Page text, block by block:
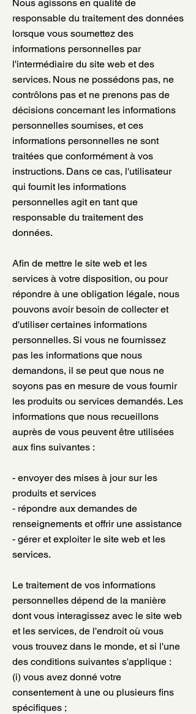
Nous agissons en qualité de
responsable du traitement des données
lorsque vous soumettez des
informations personnelles par
l'intermédiaire du site web et des
services. Nous ne possédons pas, ne
contrôlons pas et ne prenons pas de
décisions concernant les informations
personnelles soumises, et ces
informations personnelles ne sont
traitées que conformément à vos
instructions. Dans ce cas, l'utilisateur
qui fournit les informations
personnelles agit en tant que
responsable du traitement des
données.
Afin de mettre le site web et les
services à votre disposition, ou pour
répondre à une obligation légale, nous
pouvons avoir besoin de collecter et
d'utiliser certaines informations
personnelles. Si vous ne fournissez
pas les informations que nous
demandons, il se peut que nous ne
soyons pas en mesure de vous fournir
les produits ou services demandés. Les
informations que nous recueillons
auprès de vous peuvent être utilisées
aux fins suivantes :
- envoyer des mises à jour sur les
produits et services
- répondre aux demandes de
renseignements et offrir une assistance
- gérer et exploiter le site web et les
services.
Le traitement de vos informations
personnelles dépend de la manière
dont vous interagissez avec le site web
et les services, de l'endroit où vous
vous trouvez dans le monde, et si l'une
des conditions suivantes s'applique :
(i) vous avez donné votre
consentement à une ou plusieurs fins
spécifiques ;